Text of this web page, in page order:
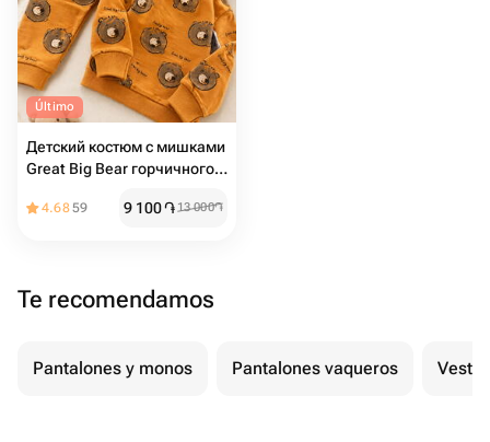
Último
Детский костюм с мишками
Great Big Bear горчичного
4.6859 9 100֏13 000֏
Te recomendamos
Pantalones y monos Pantalones vaqueros